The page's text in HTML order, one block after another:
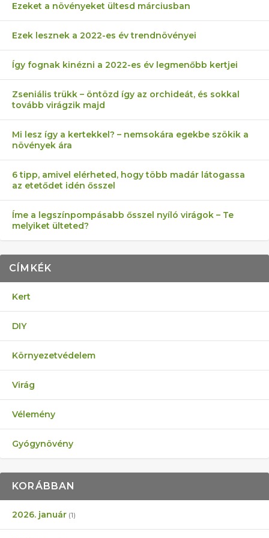
Ezeket a növényeket ültesd márciusban
Ezek lesznek a 2022-es év trendnövényei
Így fognak kinézni a 2022-es év legmenőbb kertjei
Zseniális trükk – öntözd így az orchideát, és sokkal
tovább virágzik majd
Mi lesz így a kertekkel? – nemsokára egekbe szökik a
növények ára
6 tipp, amivel elérheted, hogy több madár látogassa
az etetődet idén ősszel
Íme a legszínpompásabb ősszel nyíló virágok – Te
melyiket ülteted?
CÍMKÉK
Kert
DIY
Környezetvédelem
Virág
Vélemény
Gyógynövény
KORÁBBAN
2026. január (1)